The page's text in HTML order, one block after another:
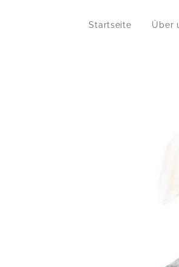
Startseite Über